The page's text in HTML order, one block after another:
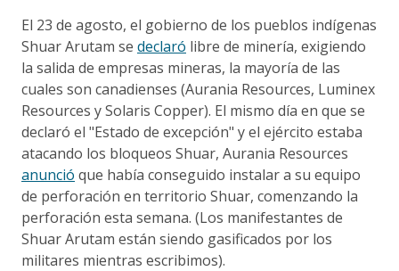
El 23 de agosto, el gobierno de los pueblos indígenas
Shuar Arutam se declaró libre de minería, exigiendo
la salida de empresas mineras, la mayoría de las
cuales son canadienses (Aurania Resources, Luminex
Resources y Solaris Copper). El mismo día en que se
declaró el "Estado de excepción" y el ejército estaba
atacando los bloqueos Shuar, Aurania Resources
anunció que había conseguido instalar a su equipo
de perforación en territorio Shuar, comenzando la
perforación esta semana. (Los manifestantes de
Shuar Arutam están siendo gasificados por los
militares mientras escribimos).